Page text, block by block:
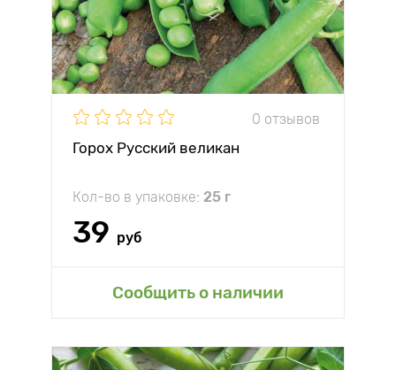
0 отзывов
Горох Русский великан
Кол-во в упаковке: 25 г
39 руб
Сообщить о наличии